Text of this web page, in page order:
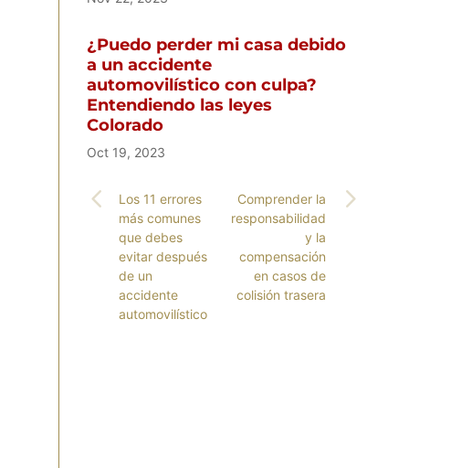
¿Puedo perder mi casa debido
a un accidente
automovilístico con culpa?
Entendiendo las leyes
Colorado
Oct 19, 2023
Los 11 errores
más comunes
que debes
evitar después
de un
accidente
automovilístico
Comprender la
responsabilidad
y la
compensación
en casos de
colisión trasera